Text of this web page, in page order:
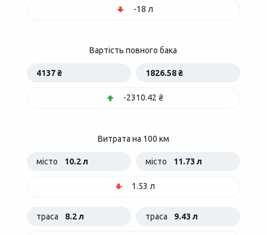
-18 л
Вартість повного бака
4137 ₴ 1826.58 ₴
-2310.42 ₴
Витрата на 100 км
місто 10.2 л місто 11.73 л
1.53 л
траса 8.2 л траса 9.43 л